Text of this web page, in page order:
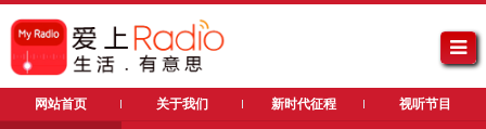
网站首页 关于我们 新时代征程 视听节目